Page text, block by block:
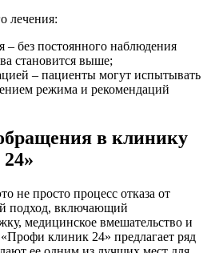
лечения:
– без постоянного наблюдения
становится выше;
– пациенты могут испытывать
режима и рекомендаций
в клинику
не просто процесс отказа от
подход, включающий
медицинское вмешательство и
клиник 24» предлагает ряд